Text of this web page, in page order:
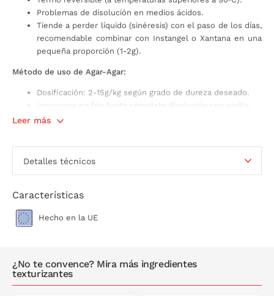
Problemas de disolución en medios ácidos.
Tiende a perder líquido (sinéresis) con el paso de los días,
recomendable combinar con Instangel o Xantana en una
pequeña proporción (1-2g).
Método de uso de Agar-Agar:
Dosificación: 2-15g/kg según grado de dureza deseado.
Incorporar en frío hasta completa disolución con varilla.
Llevar al fuego removiendo hasta llegar a ebullición.
de que el agar-agar haya gelificado, corremos el riesgo de
Fabricado en España.
Leer más
Detalles técnicos
Características
Hecho en la UE
¿No te convence? Mira más ingredientes
texturizantes